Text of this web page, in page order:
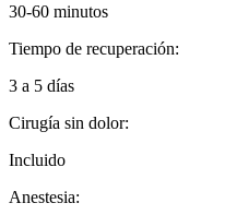
30-60 minutos
Tiempo de recuperación:
3 a 5 días
Cirugía sin dolor:
Incluido
Anestesia: